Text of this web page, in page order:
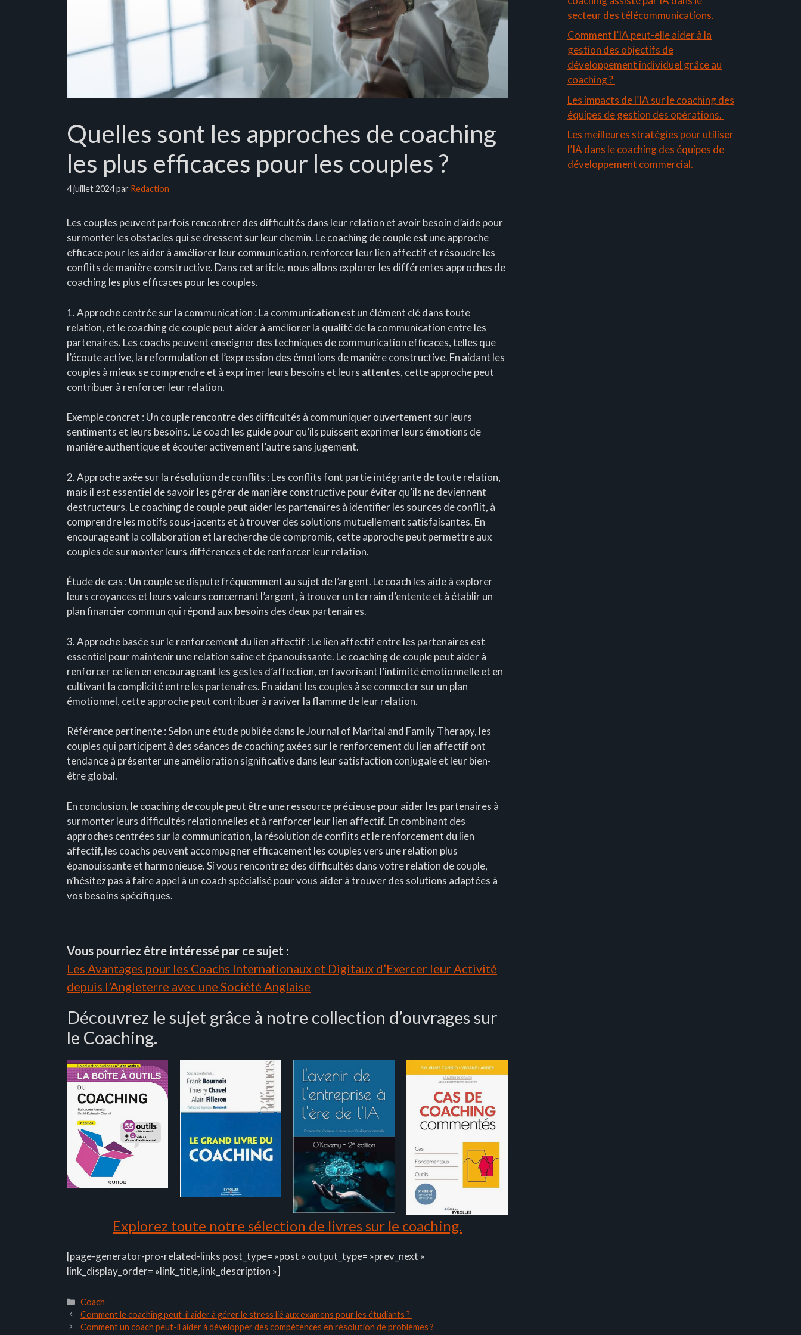
Quelles sont les approches de coaching
les plus efficaces pour les couples ?
4 juillet 2024par Redaction
Les couples peuvent parfois rencontrer des difficultés dans leur relation et avoir besoin d’aide pour
surmonter les obstacles qui se dressent sur leur chemin. Le coaching de couple est une approche
efficace pour les aider à améliorer leur communication, renforcer leur lien affectif et résoudre les
conflits de manière constructive. Dans cet article, nous allons explorer les différentes approches de
coaching les plus efficaces pour les couples.
1. Approche centrée sur la communication : La communication est un élément clé dans toute
relation, et le coaching de couple peut aider à améliorer la qualité de la communication entre les
partenaires. Les coachs peuvent enseigner des techniques de communication efficaces, telles que
l’écoute active, la reformulation et l’expression des émotions de manière constructive. En aidant les
couples à mieux se comprendre et à exprimer leurs besoins et leurs attentes, cette approche peut
contribuer à renforcer leur relation.
Exemple concret : Un couple rencontre des difficultés à communiquer ouvertement sur leurs
sentiments et leurs besoins. Le coach les guide pour qu’ils puissent exprimer leurs émotions de
manière authentique et écouter activement l’autre sans jugement.
2. Approche axée sur la résolution de conflits : Les conflits font partie intégrante de toute relation,
mais il est essentiel de savoir les gérer de manière constructive pour éviter qu’ils ne deviennent
destructeurs. Le coaching de couple peut aider les partenaires à identifier les sources de conflit, à
comprendre les motifs sous-jacents et à trouver des solutions mutuellement satisfaisantes. En
encourageant la collaboration et la recherche de compromis, cette approche peut permettre aux
couples de surmonter leurs différences et de renforcer leur relation.
Étude de cas : Un couple se dispute fréquemment au sujet de l’argent. Le coach les aide à explorer
leurs croyances et leurs valeurs concernant l’argent, à trouver un terrain d’entente et à établir un
plan financier commun qui répond aux besoins des deux partenaires.
3. Approche basée sur le renforcement du lien affectif : Le lien affectif entre les partenaires est
essentiel pour maintenir une relation saine et épanouissante. Le coaching de couple peut aider à
renforcer ce lien en encourageant les gestes d’affection, en favorisant l’intimité émotionnelle et en
cultivant la complicité entre les partenaires. En aidant les couples à se connecter sur un plan
émotionnel, cette approche peut contribuer à raviver la flamme de leur relation.
Référence pertinente : Selon une étude publiée dans le Journal of Marital and Family Therapy, les
couples qui participent à des séances de coaching axées sur le renforcement du lien affectif ont
tendance à présenter une amélioration significative dans leur satisfaction conjugale et leur bien-
être global.
En conclusion, le coaching de couple peut être une ressource précieuse pour aider les partenaires à
surmonter leurs difficultés relationnelles et à renforcer leur lien affectif. En combinant des
approches centrées sur la communication, la résolution de conflits et le renforcement du lien
affectif, les coachs peuvent accompagner efficacement les couples vers une relation plus
épanouissante et harmonieuse. Si vous rencontrez des difficultés dans votre relation de couple,
n’hésitez pas à faire appel à un coach spécialisé pour vous aider à trouver des solutions adaptées à
vos besoins spécifiques.
Vous pourriez être intéressé par ce sujet :
Les Avantages pour les Coachs Internationaux et Digitaux d’Exercer leur Activité
depuis l’Angleterre avec une Société Anglaise
Découvrez le sujet grâce à notre collection d’ouvrages sur
le Coaching.
Explorez toute notre sélection de livres sur le coaching.
[page-generator-pro-related-links post_type= »post » output_type= »prev_next »
link_display_order= »link_title,link_description »]
Catégories
Coach
Comment le coaching peut-il aider à gérer le stress lié aux examens pour les étudiants ?
Comment un coach peut-il aider à développer des compétences en résolution de problèmes ?
secteur des télécommunications.
Comment l’IA peut-elle aider à la
gestion des objectifs de
développement individuel grâce au
coaching ?
Les impacts de l’IA sur le coaching des
équipes de gestion des opérations.
Les meilleures stratégies pour utiliser
l’IA dans le coaching des équipes de
développement commercial.